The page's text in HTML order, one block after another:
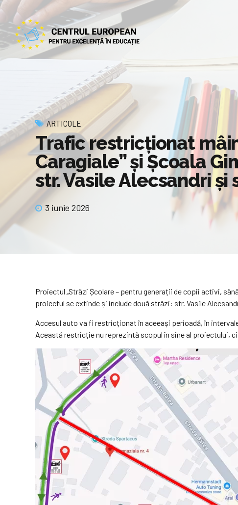
ARTICOLE
Trafic restricționat
Caragiale” și Școala
str. Vasile Alecsandri și
3 iunie 2026
Proiectul „Străzi Școlare – pentru generații de copii activi,
proiectul se extinde și include două străzi: str. Vasile
Accesul auto va fi restricționat în aceeași perioadă, în
Această restricție nu reprezintă scopul în sine al proiectului,